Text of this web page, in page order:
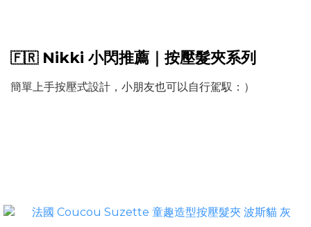
🇫🇷 Nikki 小閃推薦｜按壓髮夾系列
簡單上手按壓式設計，小朋友也可以自行駕馭：）